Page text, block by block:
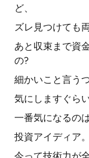
ど、
ズレ見つけても
あと収束まで資
の?
細かいこと言う
気にしますぐら
一番気になるの
投資アイディア。